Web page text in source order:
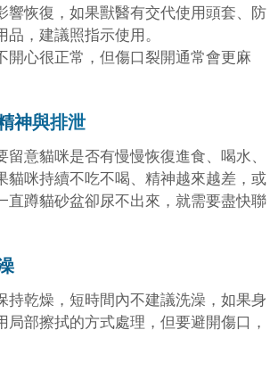
響恢復，如果獸醫有交代使用頭套、防
品，建議照指示使用。
開心很正常，但傷口裂開通常會更麻
神與排泄
留意貓咪是否有慢慢恢復進食、喝水、
貓咪持續不吃不喝、精神越來越差，或
直蹲貓砂盆卻尿不出來，就需要盡快聯
持乾燥，短時間內不建議洗澡，如果身
局部擦拭的方式處理，但要避開傷口，